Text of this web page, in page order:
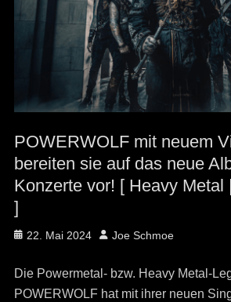
POWERWOLF mit neuem
bereiten sie auf das neue
Konzerte vor! [ Heavy Metal
]
Posted
22. Mai 2024 Author
Joe Schmoe
Die Powermetal- bzw. Heavy Metal-
POWERWOLF hat mit ihrer neuen